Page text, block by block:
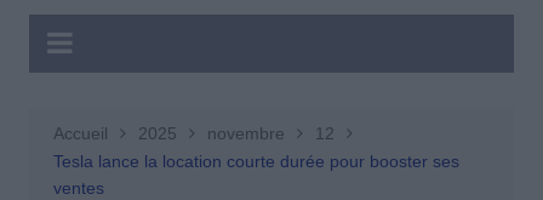
Accueil 2025 novembre
12
Tesla lance la location courte durée pour booster ses
ventes